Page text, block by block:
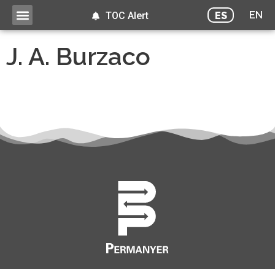
ES EN
TOC Alert
J. A. Burzaco